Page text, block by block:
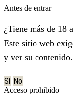
Antes de entrar
¿Tiene más de 18
Este sitio web
y ver su contenido.
Sí No
Acceso prohibido